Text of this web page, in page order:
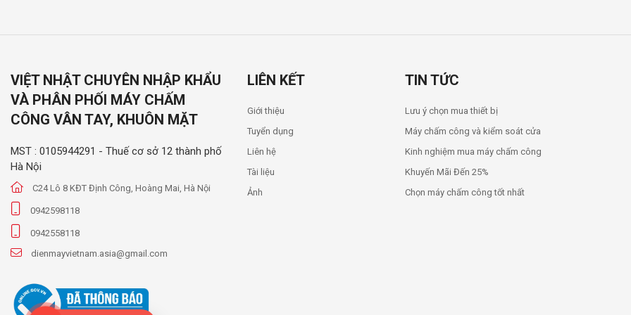
VIỆT NHẬT CHUYÊN NHẬP KHẨU
VÀ PHÂN PHỐI MÁY CHẤM
CÔNG VÂN TAY, KHUÔN MẶT
MST : 0105944291 - Thuế cơ sở 12 thành phố
Hà Nội
C24 Lô 8 KĐT Định Công, Hoàng Mai, Hà Nội
0942598118
0942558118
dienmayvietnam.asia@gmail.com
LIÊN KẾT
Giới thiệu
Tuyển dụng
Liên hệ
Tài liệu
Ảnh
TIN TỨC
Lưu ý chọn mua thiết bị
Máy chấm công và kiểm soát cửa
Kinh nghiệm mua máy chấm công
Khuyến Mãi Đến 25%
Chọn máy chấm công tốt nhất